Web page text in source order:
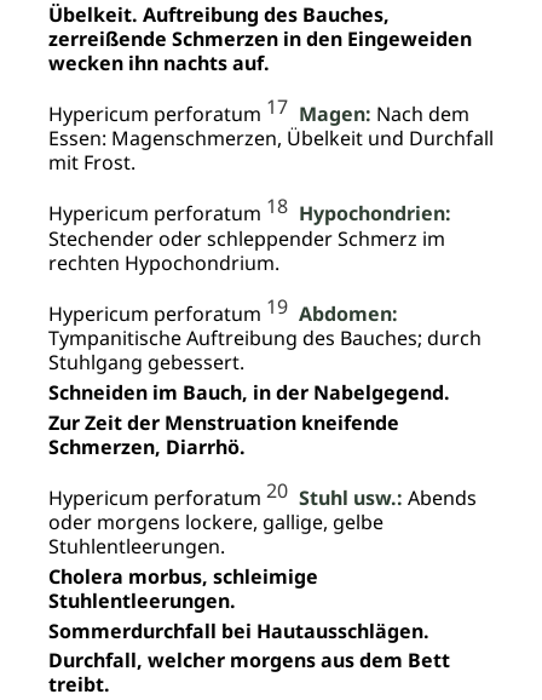
Übelkeit. Auftreibung des Bauches,
zerreißende Schmerzen in den Eingeweiden
wecken ihn nachts auf.
Hypericum perforatum 17 Magen: Nach dem
Essen: Magenschmerzen, Übelkeit und Durchfall
mit Frost.
Hypericum perforatum 18 Hypochondrien:
Stechender oder schleppender Schmerz im
rechten Hypochondrium.
Hypericum perforatum 19 Abdomen:
Tympanitische Auftreibung des Bauches; durch
Stuhlgang gebessert.
Schneiden im Bauch, in der Nabelgegend.
Zur Zeit der Menstruation kneifende
Schmerzen, Diarrhö.
Hypericum perforatum 20 Stuhl usw.: Abends
oder morgens lockere, gallige, gelbe
Stuhlentleerungen.
Cholera morbus, schleimige
Stuhlentleerungen.
Sommerdurchfall bei Hautausschlägen.
Durchfall, welcher morgens aus dem Bett
treibt.